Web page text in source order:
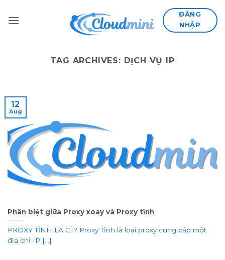
ĐĂNG
NHẬP
TAG ARCHIVES: DỊCH VỤ IP
Phân biệt giữa Proxy xoay và Proxy tĩnh
PROXY TĨNH LÀ GÌ? Proxy Tĩnh là loại proxy cung cấp một
địa chỉ IP [...]
12
Aug